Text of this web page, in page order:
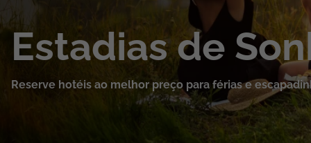
Cruzeiros
Promoções
Estadias de
Reserve hotéis ao melhor preço para férias e